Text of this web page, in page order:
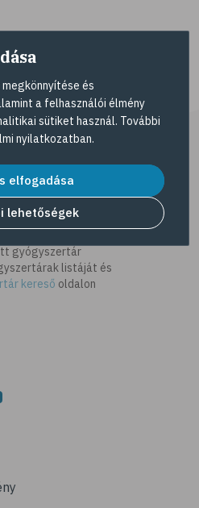
gyógyszertár
listáját és
kereső oldalon
és
a felhasználói élmény
sütiket használ. További
nyilatkozatban.
elfogadása
lehetőségek